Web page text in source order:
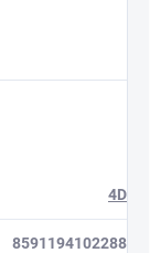
4D
8591194102288